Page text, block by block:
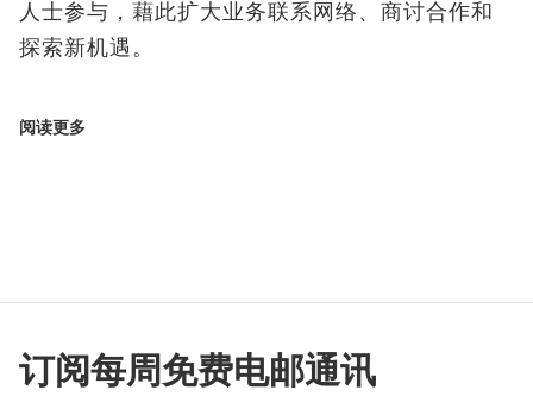
人士参与，藉此扩大业务联系网络、商讨合作和
探索新机遇。
阅读更多
订阅每周免费电邮通讯